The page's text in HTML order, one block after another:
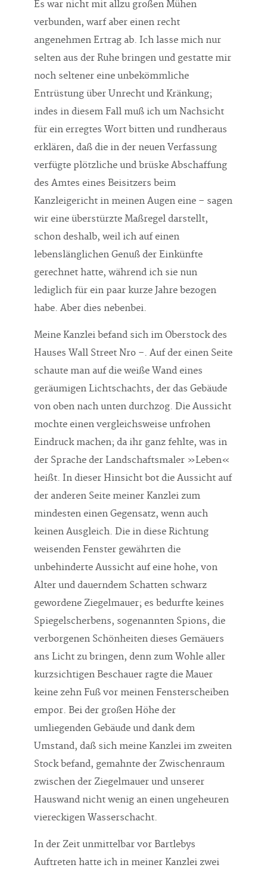
Es war nicht mit allzu großen Mühen
verbunden, warf aber einen recht
angenehmen Ertrag ab. Ich lasse mich nur
selten aus der Ruhe bringen und gestatte mir
noch seltener eine unbekömmliche
Entrüstung über Unrecht und Kränkung;
indes in diesem Fall muß ich um Nachsicht
für ein erregtes Wort bitten und rundheraus
erklären, daß die in der neuen Verfassung
verfügte plötzliche und brüske Abschaffung
des Amtes eines Beisitzers beim
Kanzleigericht in meinen Augen eine – sagen
wir eine überstürzte Maßregel darstellt,
schon deshalb, weil ich auf einen
lebenslänglichen Genuß der Einkünfte
gerechnet hatte, während ich sie nun
lediglich für ein paar kurze Jahre bezogen
habe. Aber dies nebenbei.
Meine Kanzlei befand sich im Oberstock des
Hauses Wall Street Nro –. Auf der einen Seite
schaute man auf die weiße Wand eines
geräumigen Lichtschachts, der das Gebäude
von oben nach unten durchzog. Die Aussicht
mochte einen vergleichsweise unfrohen
Eindruck machen; da ihr ganz fehlte, was in
der Sprache der Landschaftsmaler »Leben«
heißt. In dieser Hinsicht bot die Aussicht auf
der anderen Seite meiner Kanzlei zum
mindesten einen Gegensatz, wenn auch
keinen Ausgleich. Die in diese Richtung
weisenden Fenster gewährten die
unbehinderte Aussicht auf eine hohe, von
Alter und dauerndem Schatten schwarz
gewordene Ziegelmauer; es bedurfte keines
Spiegelscherbens, sogenannten Spions, die
verborgenen Schönheiten dieses Gemäuers
ans Licht zu bringen, denn zum Wohle aller
kurzsichtigen Beschauer ragte die Mauer
keine zehn Fuß vor meinen Fensterscheiben
empor. Bei der großen Höhe der
umliegenden Gebäude und dank dem
Umstand, daß sich meine Kanzlei im zweiten
Stock befand, gemahnte der Zwischenraum
zwischen der Ziegelmauer und unserer
Hauswand nicht wenig an einen ungeheuren
viereckigen Wasserschacht.
In der Zeit unmittelbar vor Bartlebys
Auftreten hatte ich in meiner Kanzlei zwei